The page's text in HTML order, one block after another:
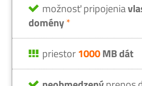
možnosť pripojenia
domény*
priestor1000MB dát